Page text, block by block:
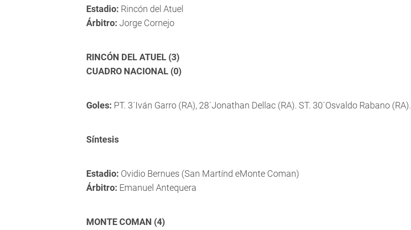
Estadio: Rincón del Atuel
Árbitro: Jorge Cornejo
RINCÓN DEL ATUEL (3)
CUADRO NACIONAL (0)
Goles: PT. 3´Iván Garro (RA), 28´Jonathan Dellac (RA). ST. 30´Osvaldo Rabano (RA).
Síntesis
Estadio: Ovidio Bernues (San Martínd eMonte Coman)
Árbitro: Emanuel Antequera
MONTE COMAN (4)